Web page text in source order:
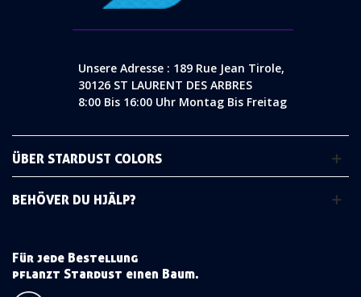
Unsere Adresse : 189 Rue Jean Tirole,
30126 ST LAURENT DES ARBRES
8:00 Bis 16:00 Uhr Montag Bis Freitag
ÜBER STARDUST COLORS
BEHÖVER DU HJÄLP?
Für jede Bestellung
pflanzt Stardust einen Baum.